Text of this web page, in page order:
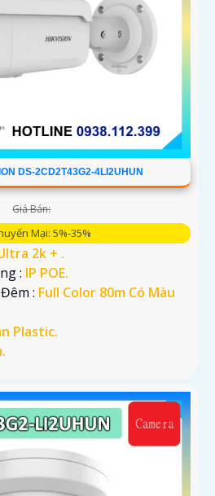
DS-2CD2T43G2-4LI2UHUN
Giá Bán:
Mại: 5%-35%
2k + .
: IP POE.
: Full Color 80m Có Màu
Plastic.